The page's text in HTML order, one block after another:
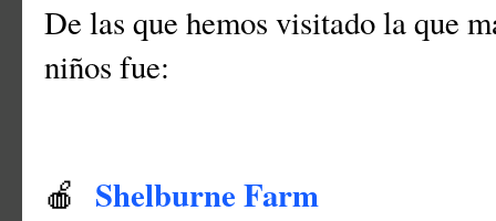
De las que hemos visitado la que
niños fue:
🍎 Shelburne Farm